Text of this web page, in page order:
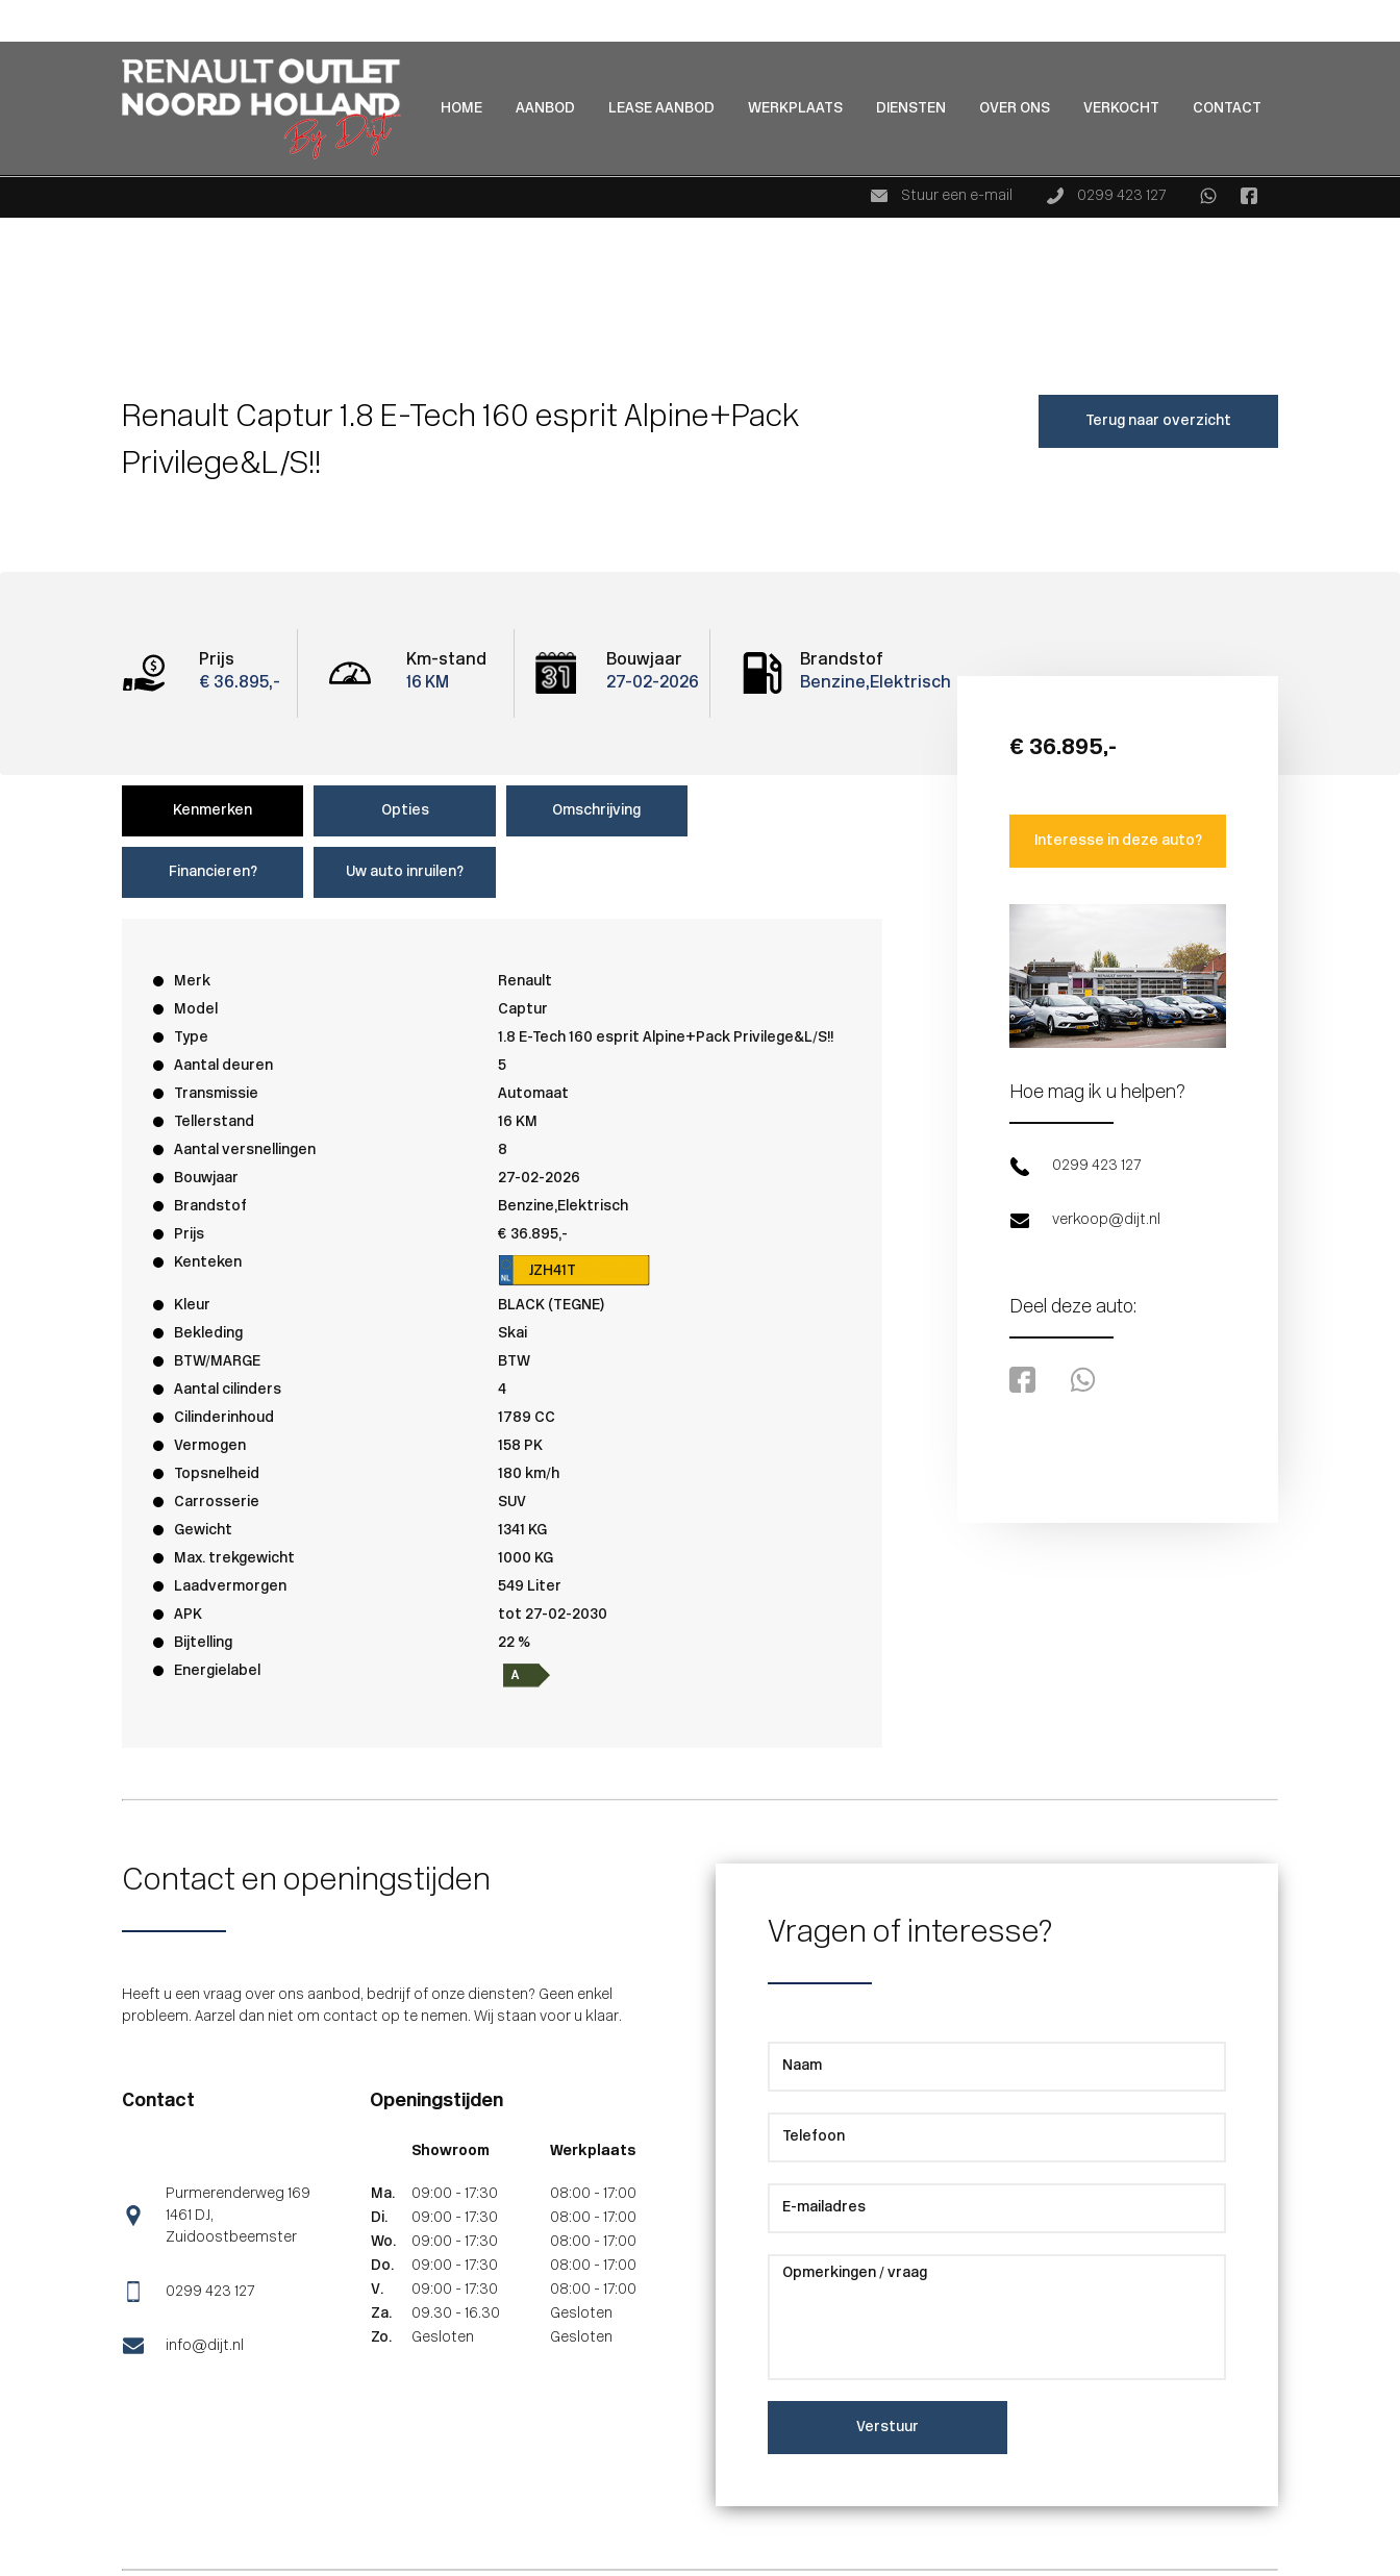
Stuur een e-mail 0299 423 127
HOME AANBOD LEASE AANBOD WERKPLAATS DIENSTEN OVER ONS VERKOCHT CONTACT
Renault Captur 1.8 E-Tech 160 esprit Alpine+Pack
Privilege&L/S!!
Terug naar overzicht
Prijs
€ 36.895,-
Km-stand
16 KM
Bouwjaar
27-02-2026
Brandstof
Benzine,Elektrisch
Kenmerken Opties Omschrijving
Financieren? Uw auto inruilen?
Merk
Renault
Model
Captur
Type
1.8 E-Tech 160 esprit Alpine+Pack Privilege&L/S!!
Aantal deuren
5
Transmissie
Automaat
Tellerstand
16 KM
Aantal versnellingen
8
Bouwjaar
27-02-2026
Brandstof
Benzine,Elektrisch
Prijs
€ 36.895,-
Kenteken
JZH41T
Kleur
BLACK (TEGNE)
Bekleding
Skai
BTW/MARGE
BTW
Aantal cilinders
4
Cilinderinhoud
1789 CC
Vermogen
158 PK
Topsnelheid
180 km/h
Carrosserie
SUV
Gewicht
1341 KG
Max. trekgewicht
1000 KG
Laadvermorgen
549 Liter
APK
tot 27-02-2030
Bijtelling
22 %
Energielabel
€ 36.895,-
Interesse in deze auto?
Hoe mag ik u helpen?
0299 423 127
verkoop@dijt.nl
Deel deze auto:
Contact en openingstijden
Heeft u een vraag over ons aanbod, bedrijf of onze diensten? Geen enkel
probleem. Aarzel dan niet om contact op te nemen. Wij staan voor u klaar.
Contact
Purmerenderweg 169
1461 DJ,
Zuidoostbeemster
0299 423 127
info@dijt.nl
Openingstijden
Showroom Werkplaats
Ma. 09:00 - 17:30
08:00 - 17:00
Di.
09:00 - 17:30
08:00 - 17:00
Wo.
09:00 - 17:30
08:00 - 17:00
Do.
09:00 - 17:30
08:00 - 17:00
V.
09:00 - 17:30
08:00 - 17:00
Za.
09.30 - 16.30
Gesloten
Zo.
Gesloten Gesloten
Vragen of interesse?
Verstuur